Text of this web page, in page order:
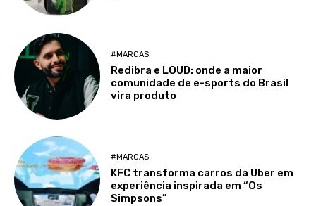
#MARCAS
Redibra e LOUD: onde a maior
comunidade de e-sports do Brasil
vira produto
#MARCAS
KFC transforma carros da Uber em
experiência inspirada em “Os
Simpsons”